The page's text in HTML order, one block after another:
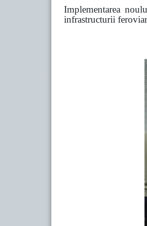
Implementarea
infrastructurii